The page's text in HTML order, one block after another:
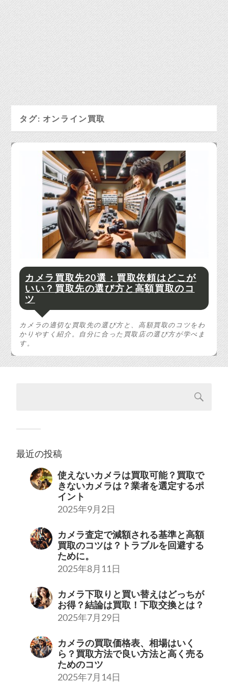
タグ: オンライン買取
カメラ買取先20選：買取依頼はどこが
いい？買取先の選び方と高額買取のコ
ツ
カメラの適切な買取先の選び方と、高額買取のコツをわ
かりやすく紹介。自分に合った買取店の選び方が学べま
す。
最近の投稿
使えないカメラは買取可能？買取で
きないカメラは？業者を選定するポ
イント
2025年9月2日
カメラ査定で減額される基準と高額
買取のコツは？トラブルを回避する
ために。
2025年8月11日
カメラ下取りと買い替えはどっちが
お得？結論は買取！下取交換とは？
2025年7月29日
カメラの買取価格表、相場はいく
ら？買取方法で良い方法と高く売る
ためのコツ
2025年7月14日